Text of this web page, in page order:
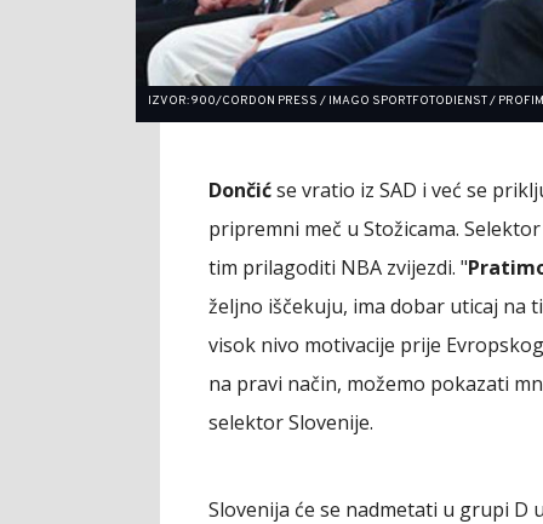
IZVOR: 900/CORDON PRESS / IMAGO SPORTFOTODIENST /
Dončićse vratio iz SAD i već se
pripremni meč u Stožicama.
tim prilagoditi NBA zvijezdi. "
željno iščekuju, ima dobar uticaj na
visok nivo motivacije prije
na pravi način, možemo pokazati
selektor Slovenije.
Slovenija će se nadmetati u grupi D